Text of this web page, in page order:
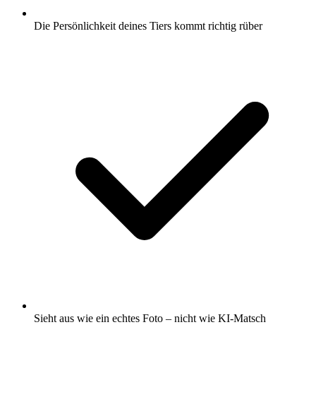
Die Persönlichkeit deines Tiers kommt richtig rüber
Sieht aus wie ein echtes Foto – nicht wie KI-Matsch